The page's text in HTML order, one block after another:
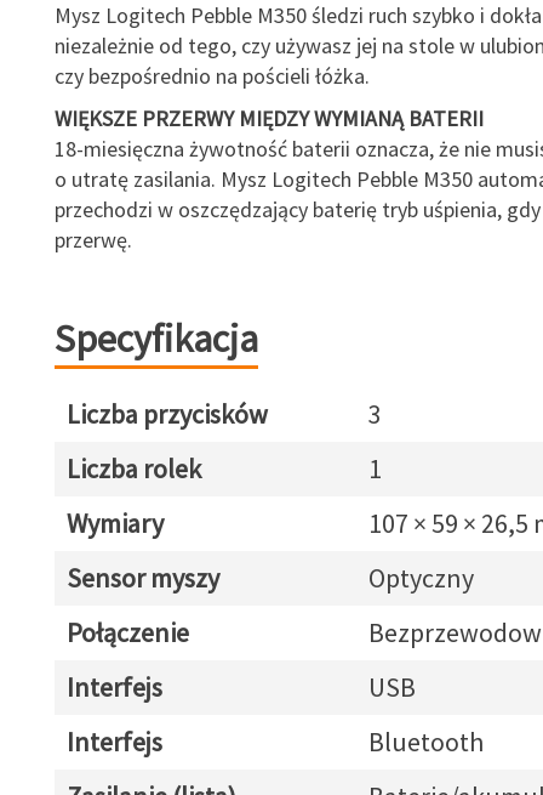
Mysz Logitech Pebble M350 śledzi ruch szybko i
niezależnie od tego, czy używasz jej na stole w
czy bezpośrednio na pościeli łóżka.
WIĘKSZE PRZERWY MIĘDZY WYMIANĄ BATERII
18-miesięczna żywotność baterii oznacza, że nie
o utratę zasilania. Mysz Logitech Pebble M350
przechodzi w oszczędzający baterię tryb uśpienia,
przerwę.
Specyfikacja
Liczba przycisków
3
Liczba rolek
1
Wymiary
107 × 59 × 26,5
Sensor myszy
Optyczny
Połączenie
Interfejs
USB
Interfejs
Bluetooth